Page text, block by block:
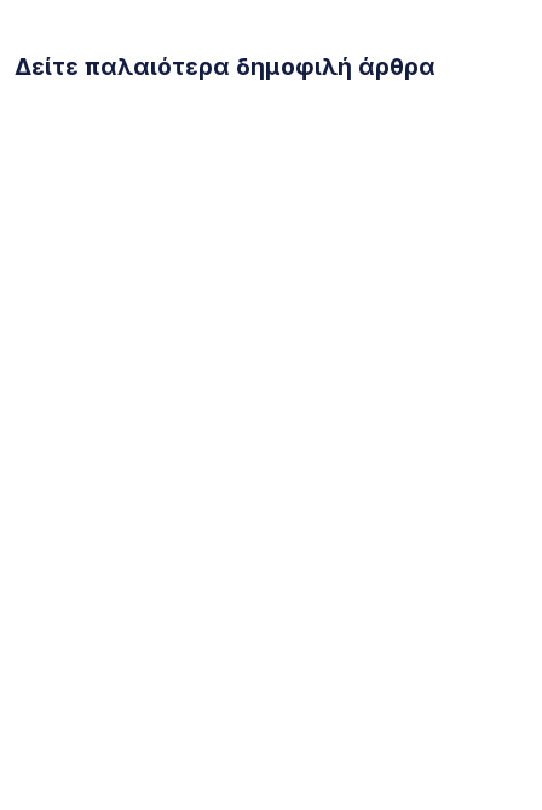
Δείτε παλαιότερα δημοφιλή άρθρα